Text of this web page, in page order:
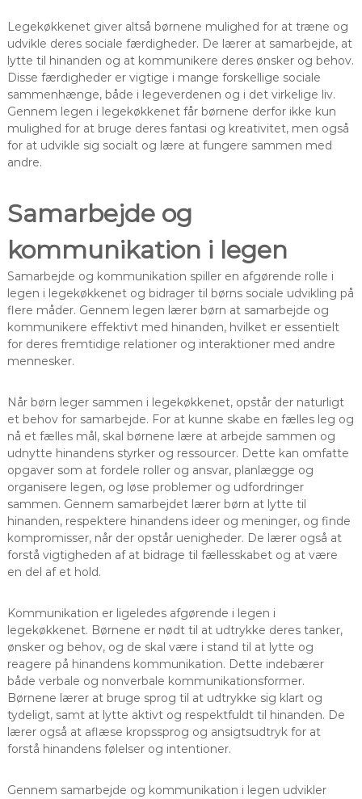
Legekøkkenet giver altså børnene mulighed for at træne og
udvikle deres sociale færdigheder. De lærer at samarbejde, at
lytte til hinanden og at kommunikere deres ønsker og behov.
Disse færdigheder er vigtige i mange forskellige sociale
sammenhænge, både i legeverdenen og i det virkelige liv.
Gennem legen i legekøkkenet får børnene derfor ikke kun
mulighed for at bruge deres fantasi og kreativitet, men også
for at udvikle sig socialt og lære at fungere sammen med
andre.
Samarbejde og
kommunikation i legen
Samarbejde og kommunikation spiller en afgørende rolle i
legen i legekøkkenet og bidrager til børns sociale udvikling på
flere måder. Gennem legen lærer børn at samarbejde og
kommunikere effektivt med hinanden, hvilket er essentielt
for deres fremtidige relationer og interaktioner med andre
mennesker.
Når børn leger sammen i legekøkkenet, opstår der naturligt
et behov for samarbejde. For at kunne skabe en fælles leg og
nå et fælles mål, skal børnene lære at arbejde sammen og
udnytte hinandens styrker og ressourcer. Dette kan omfatte
opgaver som at fordele roller og ansvar, planlægge og
organisere legen, og løse problemer og udfordringer
sammen. Gennem samarbejdet lærer børn at lytte til
hinanden, respektere hinandens ideer og meninger, og finde
kompromisser, når der opstår uenigheder. De lærer også at
forstå vigtigheden af at bidrage til fællesskabet og at være
en del af et hold.
Kommunikation er ligeledes afgørende i legen i
legekøkkenet. Børnene er nødt til at udtrykke deres tanker,
ønsker og behov, og de skal være i stand til at lytte og
reagere på hinandens kommunikation. Dette indebærer
både verbale og nonverbale kommunikationsformer.
Børnene lærer at bruge sprog til at udtrykke sig klart og
tydeligt, samt at lytte aktivt og respektfuldt til hinanden. De
lærer også at aflæse kropssprog og ansigtsudtryk for at
forstå hinandens følelser og intentioner.
Gennem samarbejde og kommunikation i legen udvikler